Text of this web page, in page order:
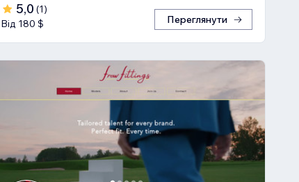
5,0 (1)
Від 180 $
Переглянути